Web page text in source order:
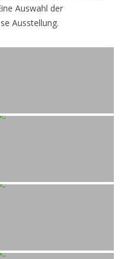
Auswahl der
Ausstellung.